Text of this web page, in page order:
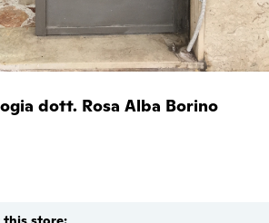
dott. Rosa Alba Borino